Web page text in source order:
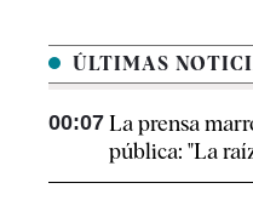
ÚLTIMAS
00:07 La prensa
pública: "La